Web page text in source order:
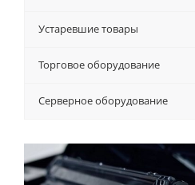
Устаревшие товары
Торговое оборудование
Серверное оборудование